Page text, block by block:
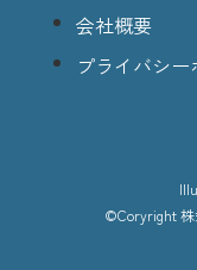
会社概要
プライバシー
©Coryright